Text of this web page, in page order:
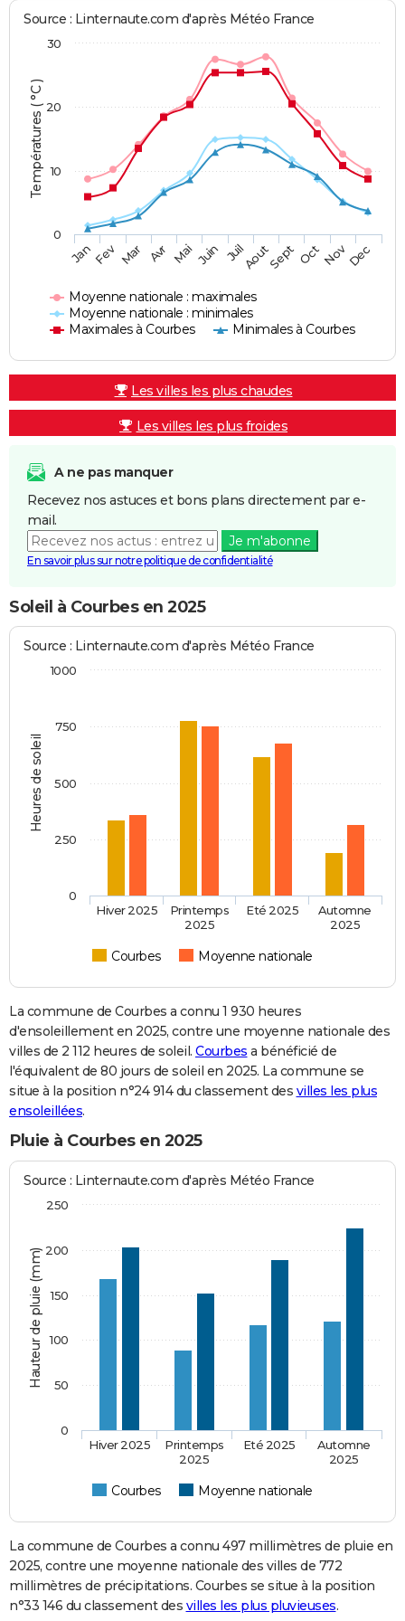
Températures ( °C )
Source : Linternaute.com d'après Météo France
Moyenne nationale : maximales
Moyenne nationale : minimales
Maximales à Courbes
Minimales à Courbes
JanFev Mar Avr Mai Juin JuilAoutSept OctNovDec
0
10
20
30
Les villes les plus chaudes
Les villes les plus froides
A ne pas manquer
Recevez nos astuces et bons plans directement par e-
mail.
Je m'abonne
En savoir plus sur notre politique de confidentialité
Soleil à Courbes en 2025
Heures de soleil
Source : Linternaute.com d'après Météo France
Courbes Moyenne nationale
Hiver 2025
Printemps
2025
Eté 2025
Automne
2025
0
1000
250
500
750
La commune de Courbes a connu 1 930 heures
d'ensoleillement en 2025, contre une moyenne nationale des
villes de 2 112 heures de soleil. Courbes a bénéficié de
l'équivalent de 80 jours de soleil en 2025. La commune se
situe à la position n°24 914 du classement des villes les plus
ensoleillées.
Pluie à Courbes en 2025
Hauteur de pluie (mm)
Source : Linternaute.com d'après Météo France
Courbes Moyenne nationale
Hiver 2025
Printemps
2025
Eté 2025
Automne
2025
0
50
100
150
200
250
La commune de Courbes a connu 497 millimètres de pluie en
2025, contre une moyenne nationale des villes de 772
millimètres de précipitations. Courbes se situe à la position
n°33 146 du classement des villes les plus pluvieuses.